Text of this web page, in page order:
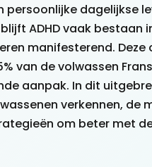
persoonlijke dagelijkse
ADHD vaak bestaan
manifesterend.
van de volwassen
aanpak. In dit
verkennen,
om beter met